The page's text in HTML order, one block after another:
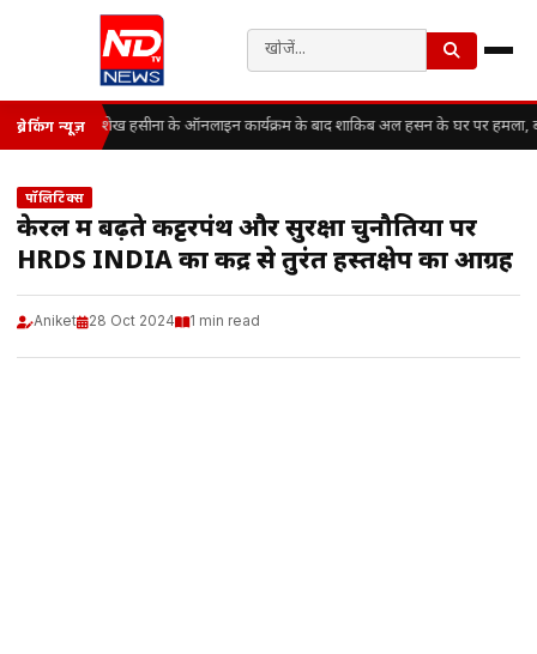
ब्रेकिंग न्यूज़ शेख हसीना के ऑनलाइन कार्यक्रम के बाद शाकिब अल हसन के घर पर हमला,
पॉलिटिक्स
केरल में बढ़ते कट्टरपंथ और सुरक्षा चुनौतियों पर
HRDS INDIA का केंद्र से तुरंत हस्तक्षेप का आग्रह
Aniket 28 Oct 2024 1 min read